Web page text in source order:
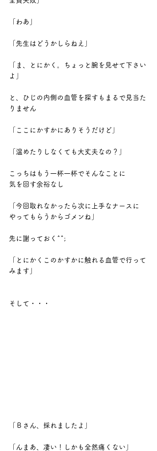
「わあ」
「先生はどうかしらねえ」
「ま、とにかく。ちょっと腕を見せて下さい
よ」
と、ひじの内側の血管を探すもまるで見当た
りません
「ここにかすかにありそうだけど」
「温めたりしなくても大丈夫なの？」
こっちはもう一杯一杯でそんなことに
気を回す余裕なし
「今回取れなかったら次に上手なナースに
やってもらうからゴメンね」
先に謝っておく^^;
「とにかくこのかすかに触れる血管で行って
みます」
そして・・・
「Ｂさん、採れましたよ」
「んまあ、凄い！しかも全然痛くない」